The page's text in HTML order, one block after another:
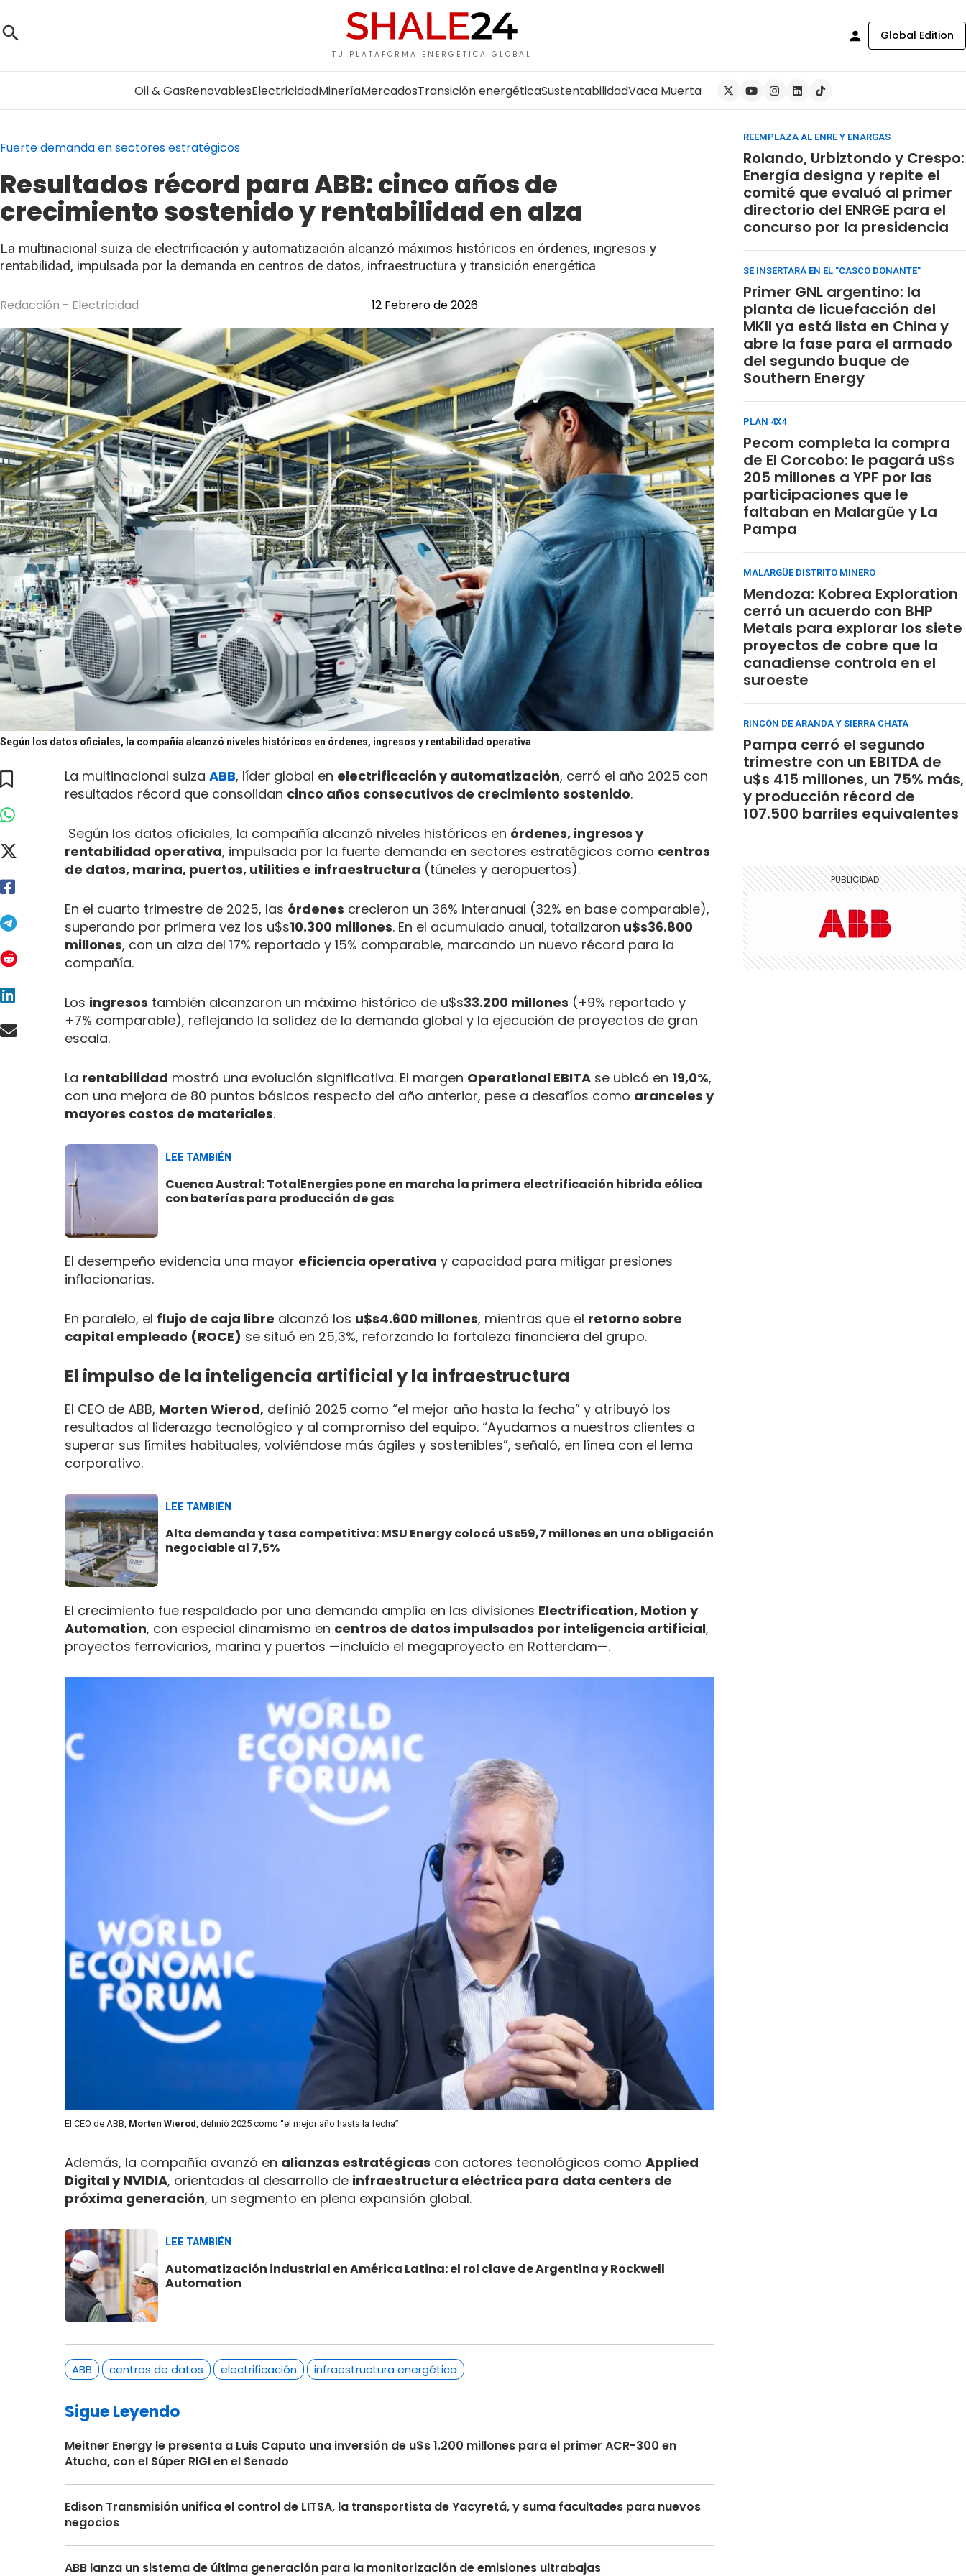
TU PLATAFORMA ENERGÉTICA GLOBAL
Global Edition
Oil & GasRenovablesElectricidadMineríaMercadosTransición energéticaSustentabilidadVaca Muerta
Fuerte demanda en sectores estratégicos
Resultados récord para ABB: cinco años de
crecimiento sostenido y rentabilidad en alza
La multinacional suiza de electrificación y automatización alcanzó máximos históricos en órdenes, ingresos y
rentabilidad, impulsada por la demanda en centros de datos, infraestructura y transición energética
Redacción - Electricidad 12 Febrero de 2026
Según los datos oficiales, la compañía alcanzó niveles históricos en órdenes, ingresos y rentabilidad operativa
La multinacional suiza ABB, líder global en electrificación y automatización, cerró el año 2025 con
resultados récord que consolidan cinco años consecutivos de crecimiento sostenido.
Según los datos oficiales, la compañía alcanzó niveles históricos en órdenes, ingresos y
rentabilidad operativa, impulsada por la fuerte demanda en sectores estratégicos como centros
de datos, marina, puertos, utilities e infraestructura (túneles y aeropuertos).
En el cuarto trimestre de 2025, las órdenes crecieron un 36% interanual (32% en base comparable),
superando por primera vez los u$s10.300 millones. En el acumulado anual, totalizaron u$s36.800
millones, con un alza del 17% reportado y 15% comparable, marcando un nuevo récord para la
compañía.
Los ingresos también alcanzaron un máximo histórico de u$s33.200 millones (+9% reportado y
+7% comparable), reflejando la solidez de la demanda global y la ejecución de proyectos de gran
escala.
La rentabilidad mostró una evolución significativa. El margen Operational EBITA se ubicó en 19,0%,
con una mejora de 80 puntos básicos respecto del año anterior, pese a desafíos como aranceles y
mayores costos de materiales.
LEE TAMBIÉN
Cuenca Austral: TotalEnergies pone en marcha la primera electrificación híbrida eólica
con baterías para producción de gas
El desempeño evidencia una mayor eficiencia operativa y capacidad para mitigar presiones
inflacionarias.
En paralelo, el flujo de caja libre alcanzó los u$s4.600 millones, mientras que el retorno sobre
capital empleado (ROCE) se situó en 25,3%, reforzando la fortaleza financiera del grupo.
El impulso de la inteligencia artificial y la infraestructura
El CEO de ABB, Morten Wierod, definió 2025 como “el mejor año hasta la fecha” y atribuyó los
resultados al liderazgo tecnológico y al compromiso del equipo. “Ayudamos a nuestros clientes a
superar sus límites habituales, volviéndose más ágiles y sostenibles”, señaló, en línea con el lema
corporativo.
LEE TAMBIÉN
Alta demanda y tasa competitiva: MSU Energy colocó u$s59,7 millones en una obligación
negociable al 7,5%
El crecimiento fue respaldado por una demanda amplia en las divisiones Electrification, Motion y
Automation, con especial dinamismo en centros de datos impulsados por inteligencia artificial,
proyectos ferroviarios, marina y puertos —incluido el megaproyecto en Rotterdam—.
El CEO de ABB, Morten Wierod, definió 2025 como “el mejor año hasta la fecha”
Además, la compañía avanzó en alianzas estratégicas con actores tecnológicos como Applied
Digital y NVIDIA, orientadas al desarrollo de infraestructura eléctrica para data centers de
próxima generación, un segmento en plena expansión global.
LEE TAMBIÉN
Automatización industrial en América Latina: el rol clave de Argentina y Rockwell
Automation
ABB centros de datos electrificación infraestructura energética
Sigue Leyendo
Meitner Energy le presenta a Luis Caputo una inversión de u$s 1.200 millones para el primer ACR-300 en
Atucha, con el Súper RIGI en el Senado
Edison Transmisión unifica el control de LITSA, la transportista de Yacyretá, y suma facultades para nuevos
negocios
ABB lanza un sistema de última generación para la monitorización de emisiones ultrabajas
REEMPLAZA AL ENRE Y ENARGAS
Rolando, Urbiztondo y Crespo:
Energía designa y repite el
comité que evaluó al primer
directorio del ENRGE para el
concurso por la presidencia
SE INSERTARÁ EN EL "CASCO DONANTE"
Primer GNL argentino: la
planta de licuefacción del
MKII ya está lista en China y
abre la fase para el armado
del segundo buque de
Southern Energy
PLAN 4X4
Pecom completa la compra
de El Corcobo: le pagará u$s
205 millones a YPF por las
participaciones que le
faltaban en Malargüe y La
Pampa
MALARGÜE DISTRITO MINERO
Mendoza: Kobrea Exploration
cerró un acuerdo con BHP
Metals para explorar los siete
proyectos de cobre que la
canadiense controla en el
suroeste
RINCÓN DE ARANDA Y SIERRA CHATA
Pampa cerró el segundo
trimestre con un EBITDA de
u$s 415 millones, un 75% más,
y producción récord de
107.500 barriles equivalentes